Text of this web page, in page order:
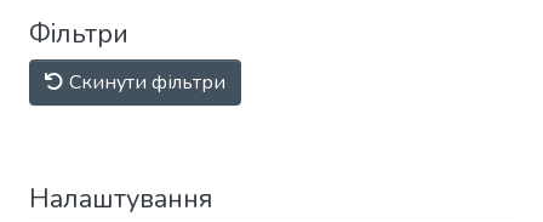
Фільтри
Скинути фільтри
Налаштування